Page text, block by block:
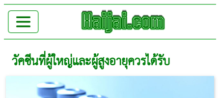
วัคซีนที่ผู้ใหญ่และผู้สูงอายุควรได้รับ